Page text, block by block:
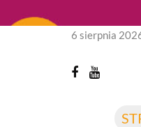
6 sierpnia